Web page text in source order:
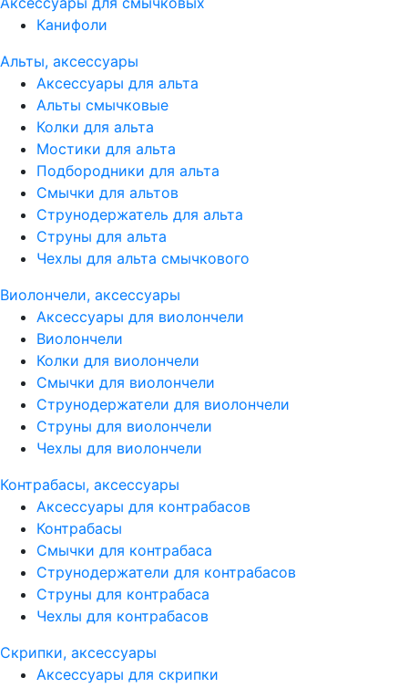
Канифоли
Альты, аксессуары
Аксессуары для альта
Альты смычковые
Колки для альта
Мостики для альта
Подбородники для альта
Смычки для альтов
Струнодержатель для альта
Струны для альта
Чехлы для альта смычкового
Виолончели, аксессуары
Аксессуары для виолончели
Виолончели
Колки для виолончели
Смычки для виолончели
Струнодержатели для виолончели
Струны для виолончели
Чехлы для виолончели
Контрабасы, аксессуары
Аксессуары для контрабасов
Контрабасы
Смычки для контрабаса
Струнодержатели для контрабасов
Струны для контрабаса
Чехлы для контрабасов
Скрипки, аксессуары
Аксессуары для скрипки